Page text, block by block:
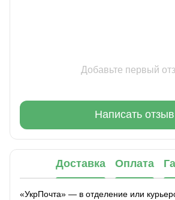
Добавьте первый
Написать отзыв
Доставка Оплата
«УкрПочта» — в отделение или